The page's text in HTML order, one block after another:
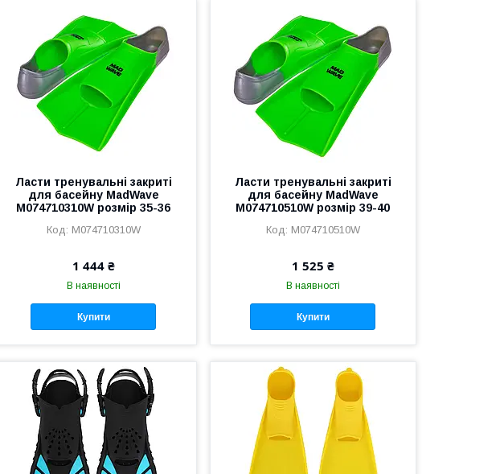
Ласти тренувальні закриті
для басейну MadWave
M074710310W розмір 35-36
M074710310W
1 444 ₴
В наявності
Купити
Ласти тренувальні закриті
для басейну MadWave
M074710510W розмір 39-40
M074710510W
1 525 ₴
В наявності
Купити